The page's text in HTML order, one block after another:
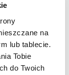
na
lub tablecie.
Tobie
do Twoich
gwarancje
gronie